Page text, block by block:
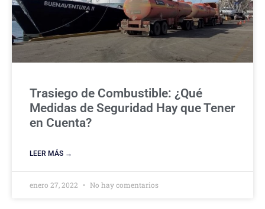
Trasiego de Combustible: ¿Qué
Medidas de Seguridad Hay que Tener
en Cuenta?
LEER MÁS →
enero 27, 2022 No hay comentarios